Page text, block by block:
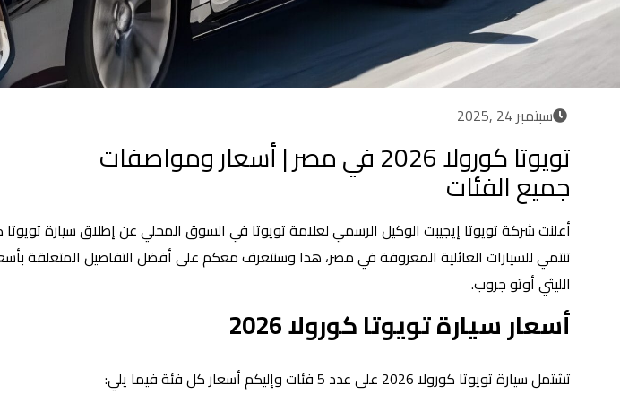
سبتمبر 24 ,2025
تويوتا كورولا 2026 في مصر | أسعار ومواصفات
جميع الفئات
تنتمي للسيارات العائلية المعروفة في مصر، هذا وسنتعرف معكم على أفضل التفاصيل المتعلقة
الليثي أوتو جروب.
أسعار سيارة تويوتا كورولا 2026
تشتمل سيارة تويوتا كورولا 2026 على عدد 5 فئات وإليكم أسعار كل فئة فيما يلي: